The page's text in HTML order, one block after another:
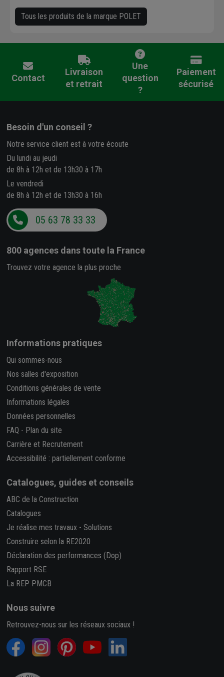
Tous les produits de la marque POLET
Contact
Livraison
et retrait
Une
question
?
Paiement
sécurisé
Besoin d'un conseil ?
Notre service client est à votre écoute
Du lundi au jeudi
de 8h à 12h et de 13h30 à 17h
Le vendredi
de 8h à 12h et de 13h30 à 16h
05 63 78 33 33
800 agences dans toute la France
Trouvez votre agence la plus proche
Informations pratiques
Qui sommes-nous
Nos salles d'exposition
Conditions générales de vente
Informations légales
Données personnelles
FAQ - Plan du site
Carrière et Recrutement
Accessibilité : partiellement conforme
Catalogues, guides et conseils
ABC de la Construction
Catalogues
Je réalise mes travaux - Solutions
Construire selon la RE2020
Déclaration des performances (Dop)
Rapport RSE
La REP PMCB
Nous suivre
Retrouvez-nous sur les réseaux sociaux !